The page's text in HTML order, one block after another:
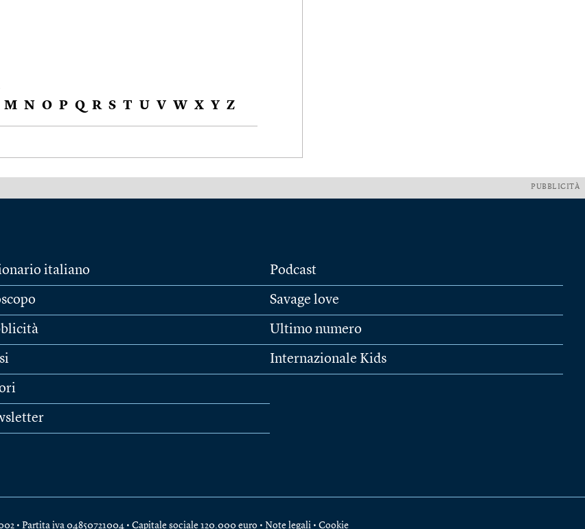
M N O P Q R S T U V W X Y Z
PUBBLICITÀ
italiano Podcast
Savage love
Ultimo numero
Internazionale Kids
• Partita iva 04850721004 • Capitale sociale 120.000 euro • Note legali • Cookie